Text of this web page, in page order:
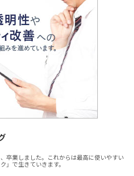
卒業しました。これからは最高に使いやすい
」で生きていきます。